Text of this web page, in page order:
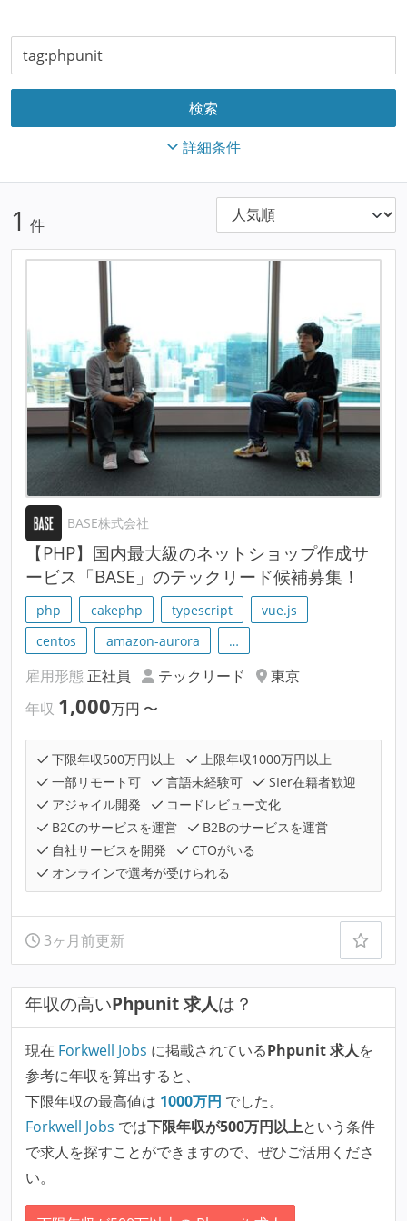
詳細条件
1 件
BASE株式会社
【PHP】国内最大級のネットショップ作成サ
ービス「BASE」のテックリード候補募集！
php cakephp typescript
vue.js
centos
amazon-aurora …
雇用形態 正社員 テックリード
東京
年収 1,000万円 〜
下限年収500万円以上
上限年収1000万円以上
一部リモート可
言語未経験可
SIer在籍者歓迎
アジャイル開発
コードレビュー文化
B2Cのサービスを運営
B2Bのサービスを運営
自社サービスを開発
CTOがいる
オンラインで選考が受けられる
3ヶ月前更新
年収の高いPhpunit 求人は？
現在 Forkwell Jobs に掲載されているPhpunit 求人を
参考に年収を算出すると、
下限年収の最高値は 1000万円 でした。
Forkwell Jobs では下限年収が500万円以上という条件
で求人を探すことができますので、ぜひご活用くださ
い。